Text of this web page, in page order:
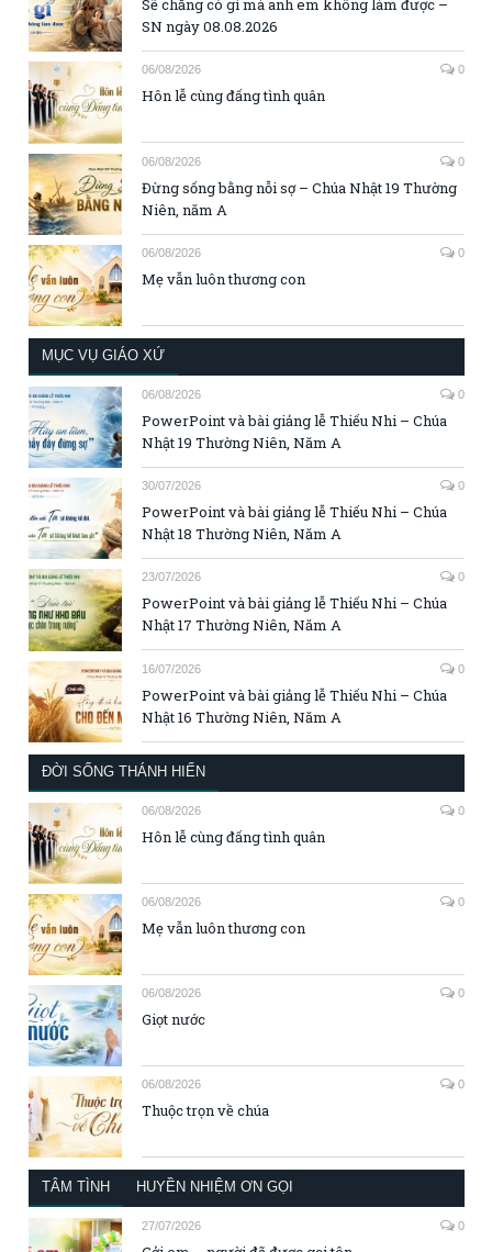
Sẽ chẳng có gì mà anh em không làm được –
SN ngày 08.08.2026
06/08/2026 0
Hôn lễ cùng đấng tình quân
06/08/2026 0
Đừng sống bằng nỗi sợ – Chúa Nhật 19 Thường
Niên, năm A
06/08/2026 0
Mẹ vẫn luôn thương con
MỤC VỤ GIÁO XỨ
06/08/2026 0
PowerPoint và bài giảng lễ Thiếu Nhi – Chúa
Nhật 19 Thường Niên, Năm A
30/07/2026 0
PowerPoint và bài giảng lễ Thiếu Nhi – Chúa
Nhật 18 Thường Niên, Năm A
23/07/2026 0
PowerPoint và bài giảng lễ Thiếu Nhi – Chúa
Nhật 17 Thường Niên, Năm A
16/07/2026 0
PowerPoint và bài giảng lễ Thiếu Nhi – Chúa
Nhật 16 Thường Niên, Năm A
ĐỜI SỐNG THÁNH HIẾN
06/08/2026 0
Hôn lễ cùng đấng tình quân
06/08/2026 0
Mẹ vẫn luôn thương con
06/08/2026 0
Giọt nước
06/08/2026 0
Thuộc trọn về chúa
TÂM TÌNH HUYỀN NHIỆM ƠN GỌI
27/07/2026 0